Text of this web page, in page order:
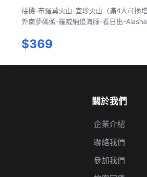
尼達西線
接機-布羅莫火山-宜珍火山（滿4人可換
外南夢碼頭-羅威納追海豚-看日出-
$369
關於我們
企業介紹
聯絡我們
參加我們